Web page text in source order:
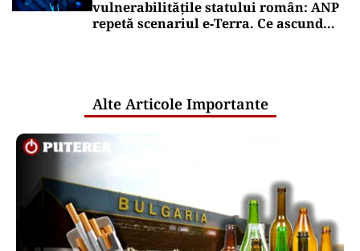
vulnerabilitățile statului român: ANP
repetă scenariul e‑Terra. Ce ascund
Alte Articole Importante